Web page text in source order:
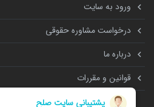
ورود به سایت
درخواست مشاوره حقوقی
درباره ما
قوانین و مقررات